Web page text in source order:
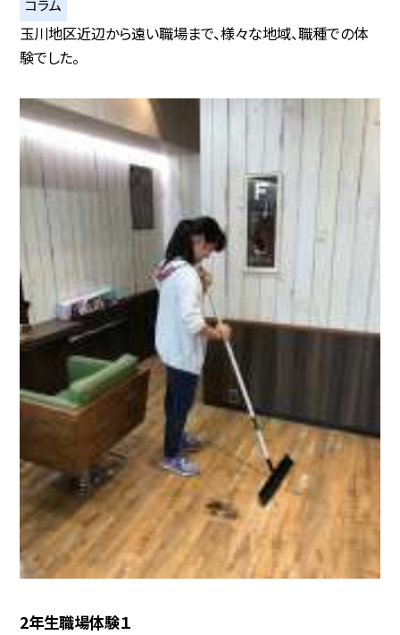
コラム
玉川地区近辺から遠い職場まで、様々な地域、職種での体
験でした。
2年生職場体験１